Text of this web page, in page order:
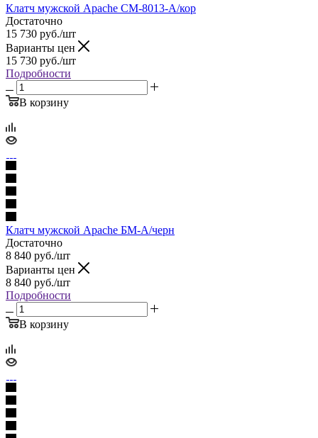
Клатч мужской Apache СМ-8013-А/кор
Достаточно
15 730 руб./шт
Варианты цен
15 730 руб./шт
Подробности
В корзину
Клатч мужской Apache БМ-А/черн
Достаточно
8 840 руб./шт
Варианты цен
8 840 руб./шт
Подробности
В корзину